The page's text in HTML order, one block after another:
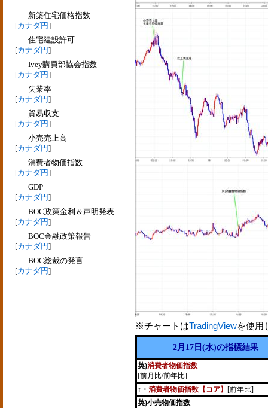
新築住宅価格指数
[カナダ円]
住宅建設許可
[カナダ円]
Ivey購買部協会指数
[カナダ円]
失業率
[カナダ円]
貿易収支
[カナダ円]
小売売上高
[カナダ円]
消費者物価指数
[カナダ円]
GDP
[カナダ円]
BOC政策金利＆声明発表
[カナダ円]
BOC金融政策報告
[カナダ円]
BOC総裁の発言
[カナダ円]
※チャートはTradingViewを使用
2月17日(水)の指標結果
英)消費者物価指数
[前月比/前年比]
↑・ 消費者物価指数【コア】 [前年比]
英)小売物価指数